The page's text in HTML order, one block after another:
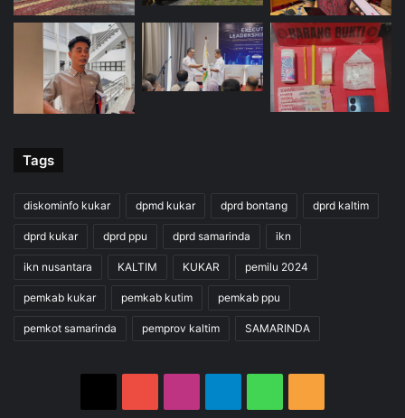
Tags
diskominfo kukar dpmd kukar dprd bontang dprd kaltim
dprd kukar dprd ppu dprd samarinda ikn
ikn nusantara KALTIM KUKAR pemilu 2024
pemkab kukar pemkab kutim pemkab ppu
pemkot samarinda pemprov kaltim SAMARINDA